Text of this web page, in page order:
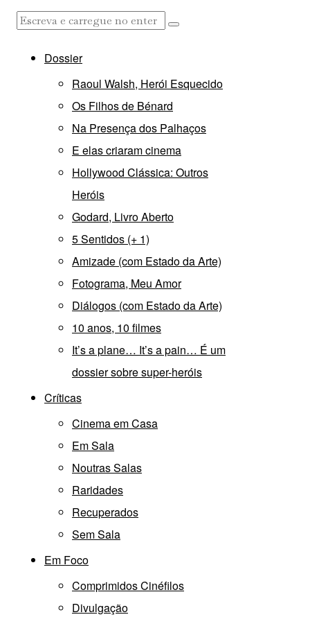
Dossier
Raoul Walsh, Herói Esquecido
Os Filhos de Bénard
Na Presença dos Palhaços
E elas criaram cinema
Hollywood Clássica: Outros
Heróis
Godard, Livro Aberto
5 Sentidos (+ 1)
Amizade (com Estado da Arte)
Fotograma, Meu Amor
Diálogos (com Estado da Arte)
10 anos, 10 filmes
It’s a plane… It’s a pain… É um
dossier sobre super-heróis
Críticas
Cinema em Casa
Em Sala
Noutras Salas
Raridades
Recuperados
Sem Sala
Em Foco
Comprimidos Cinéfilos
Divulgação